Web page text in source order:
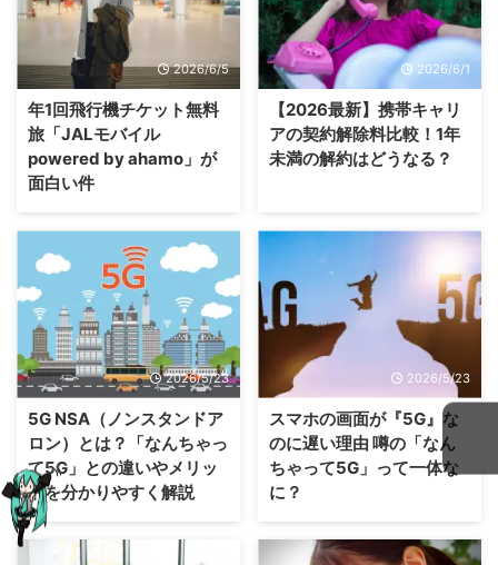
2026/6/5
年1回飛行機チケット無料
旅「JALモバイル
powered by ahamo」が
面白い件
2026/6/1
【2026最新】携帯キャリ
アの契約解除料比較！1年
未満の解約はどうなる？
2026/5/23
5G NSA（ノンスタンドア
ロン）とは？「なんちゃっ
て5G」との違いやメリッ
トを分かりやすく解説
2026/5/23
スマホの画面が『5G』な
のに遅い理由 噂の「なん
ちゃって5G」って一体な
に？